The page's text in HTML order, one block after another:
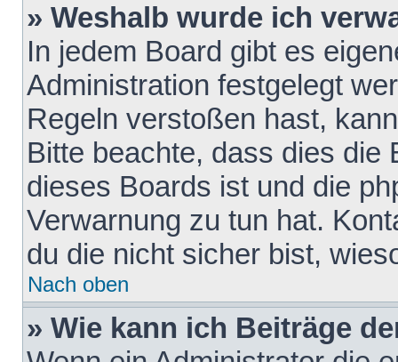
» Weshalb wurde ich
In jedem Board gibt es
Administration festgelegt
Regeln verstoßen hast,
Bitte beachte, dass dies die
dieses Boards ist und die
Verwarnung zu tun hat.
du die nicht sicher bist,
Nach oben
» Wie kann ich Beiträge